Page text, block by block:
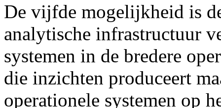
De vijfde mogelijkheid is
analytische infrastructuur
systemen in de bredere
die inzichten produceert
operationele systemen op